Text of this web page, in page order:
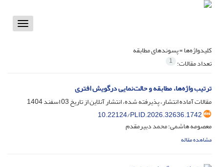
Toggle
کلیدواژه‌ها =پسوندهای مطابقه
تعداد مقالات: 1
ترتیب واژه‌ها، مطابقه و حالت‌نمایی درگویش‌ افتری
مقالات آماده انتشار، پذیرفته شده، انتشار آنلاین از تاریخ03 اسفند 1404
10.22124/PLID.2026.32636.1742
معصومه هاشمی؛ محمد دبیرمقدم
مشاهده مقاله